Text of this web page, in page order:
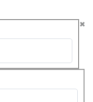
×